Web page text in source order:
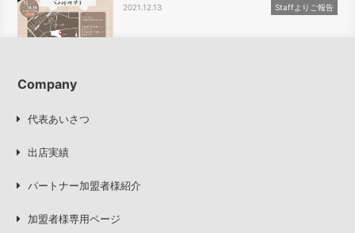
2021.12.13 Staffよりご報告
Company
代表あいさつ
出店実績
パートナー加盟者様紹介
加盟者様専用ページ